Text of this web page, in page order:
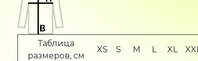
Таблица
размеров, см
XS S M L XL